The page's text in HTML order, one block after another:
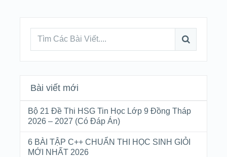
Bài viết mới
Bộ 21 Đề Thi HSG Tin Học Lớp 9 Đồng Tháp
2026 – 2027 (Có Đáp Án)
6 BÀI TẬP C++ CHUẨN THI HỌC SINH GIỎI
MỚI NHẤT 2026